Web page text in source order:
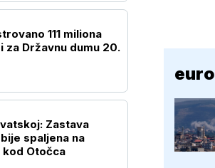
111 miliona
za Državnu dumu 20.
Zastava
spaljena na
kod Otočca